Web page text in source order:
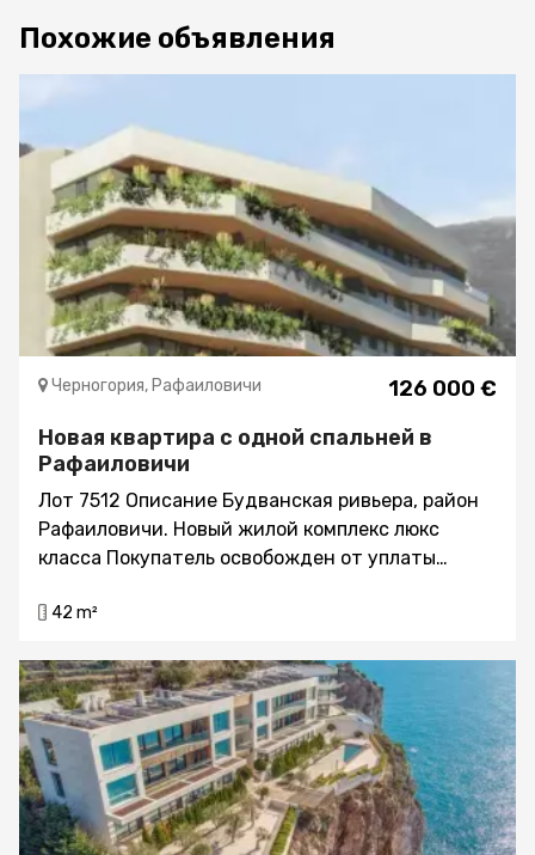
Похожие объявления
126 000 €
Черногория, Рафаиловичи
Новая квартира c одной спальней в
Рафаиловичи
Лот 7512 Описание Будванская ривьера, район
Рафаиловичи. Новый жилой комплекс люкс
класса Покупатель освобожден от уплаты
недвижимости – продажа осуществляется «из
– 80м. Окончание строительства и ввод в
эксплуатацию – 01.07.2025 В комплексе 39
эксклюзивных квартир и 43 гаражных места
Структура квартир: - 6 квартир-студий - 30
квартир с одной спальней - 3 квартиры с тремя
спальнями. Здание оборудовано лифтом, а так
же - а также помещениями общего
42 m²